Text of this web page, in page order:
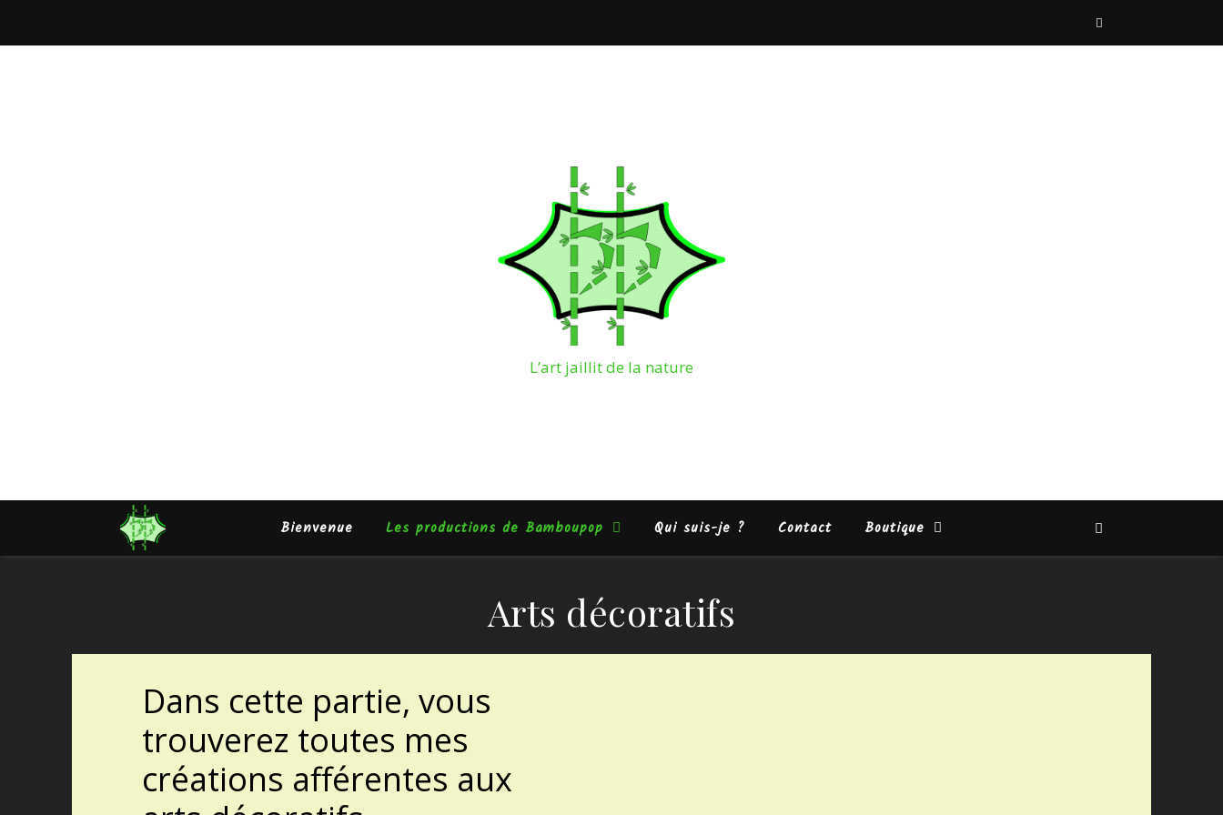
L’art jaillit de la nature
Bienvenue Les productions de Bamboupop Qui suis-je ? Contact Boutique
Arts décoratifs
Dans cette partie, vous
trouverez toutes mes
créations afférentes aux